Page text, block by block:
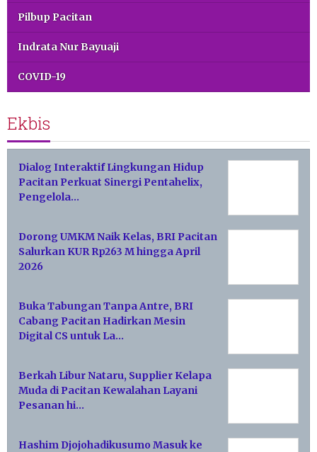
Pilbup Pacitan
Indrata Nur Bayuaji
COVID-19
Ekbis
Dialog Interaktif Lingkungan Hidup
Pacitan Perkuat Sinergi Pentahelix,
Pengelola…
Dorong UMKM Naik Kelas, BRI Pacitan
Salurkan KUR Rp263 M hingga April
2026
Buka Tabungan Tanpa Antre, BRI
Cabang Pacitan Hadirkan Mesin
Digital CS untuk La…
Berkah Libur Nataru, Supplier Kelapa
Muda di Pacitan Kewalahan Layani
Pesanan hi…
Hashim Djojohadikusumo Masuk ke